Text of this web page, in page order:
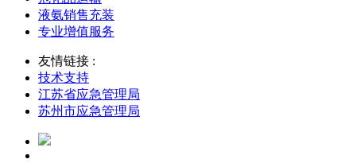
液氨销售充装
专业增值服务
友情链接 :
技术支持
江苏省应急管理局
苏州市应急管理局